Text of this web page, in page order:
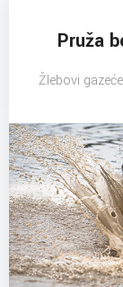
Pruža
Žlebovi